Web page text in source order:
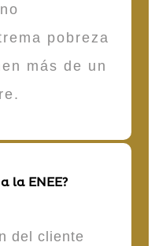
pobreza
más de un
la ENEE?
del cliente